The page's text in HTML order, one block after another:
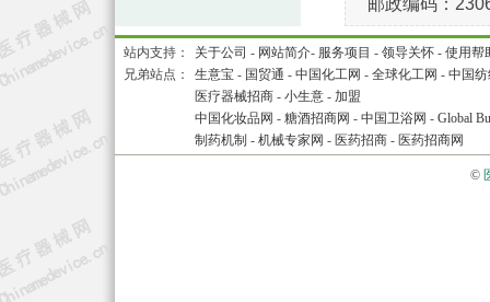
邮政编码：
站内支持： 关于公司 - 网站简介- 服务项目 - 领导关怀 - 使用帮
兄弟站点：
生意宝 - 国贸通 - 中国化工网 - 全球化工网 - 中国
医疗器械招商 - 小生意 - 加盟
中国化妆品网 - 糖酒招商网 - 中国卫浴网 - Global
制药机制 - 机械专家网 - 医药招商 - 医药招商网
©